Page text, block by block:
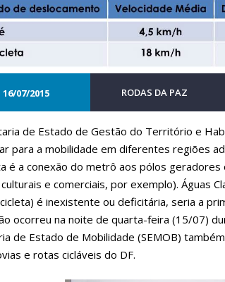
16/07/2015 RODAS DA PAZ
de Estado de Gestão do Território e
para a mobilidade em diferentes regiões
é a conexão do metrô aos pólos
e comerciais, por exemplo). Águas
é inexistente ou deficitária, seria a
ocorreu na noite de quarta-feira (15/07)
de Estado de Mobilidade (SEMOB)
e rotas cicláveis do DF.